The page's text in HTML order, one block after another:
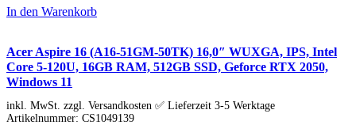
In den Warenkorb
Acer Aspire 16 (A16-51GM-50TK) 16,0″ WUXGA, IPS, Intel
Core 5-120U, 16GB RAM, 512GB SSD, Geforce RTX 2050,
Windows 11
inkl. MwSt. zzgl. Versandkosten ✅ Lieferzeit 3-5 Werktage
Artikelnummer: CS1049139